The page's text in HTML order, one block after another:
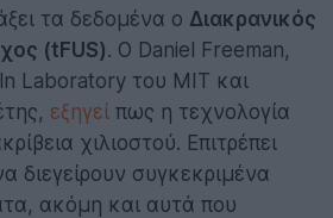
τα δεδομένα ο Διακρανικός
(tFUS). Ο Daniel Freeman,
Laboratory του MIT και
εξηγεί πως η τεχνολογία
χιλιοστού. Επιτρέπει
διεγείρουν συγκεκριμένα
ακόμη και αυτά που